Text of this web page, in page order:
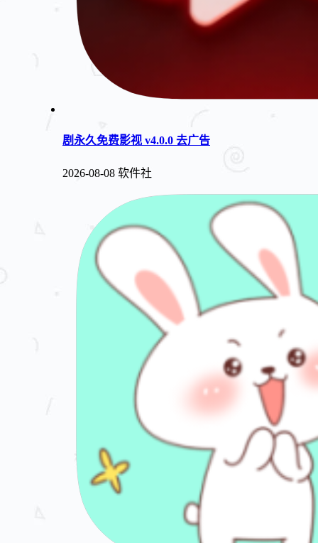
剧永久免费影视 v4.0.0 去广告
2026-08-08 软件社